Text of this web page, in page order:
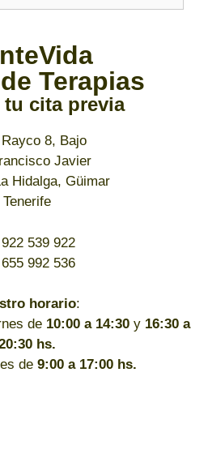
Terapias
cita previa
8, Bajo
Javier
Hidalga, Güimar
Tenerife
539 922
992 536
horario:
de 10:00 a 14:30y 16:30 a
hs.
de 9:00 a 17:00 hs.